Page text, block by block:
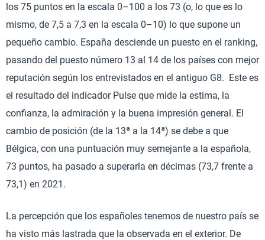
los 75 puntos en la escala 0–100 a los 73 (o, lo que es lo
mismo, de 7,5 a 7,3 en la escala 0–10) lo que supone un
pequeño cambio. España desciende un puesto en el ranking,
pasando del puesto número 13 al 14 de los países con mejor
reputación según los entrevistados en el antiguo G8. Este es
el resultado del indicador Pulse que mide la estima, la
confianza, la admiración y la buena impresión general. El
cambio de posición (de la 13ª a la 14ª) se debe a que
Bélgica, con una puntuación muy semejante a la española,
73 puntos, ha pasado a superarla en décimas (73,7 frente a
73,1) en 2021.
La percepción que los españoles tenemos de nuestro país se
ha visto más lastrada que la observada en el exterior. De